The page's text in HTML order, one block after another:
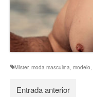
Míster, moda masculina, modelo,
Entrada anterior